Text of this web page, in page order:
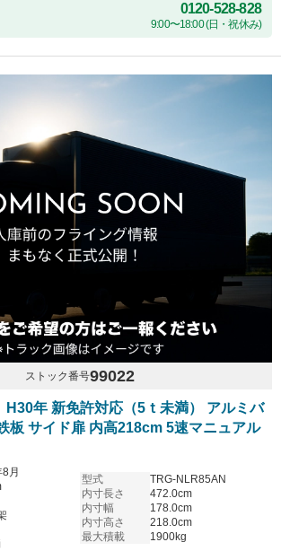
0120-528-828
9:00〜18:00 (日・祝休み)
ストック番号99022
H30年 新免許対応（5ｔ未満） アルミバ
板 サイド扉 内高218cm 5速マニュアル
月
型式
TRG-NLR85AN
内寸長さ
472.0cm
内寸幅
178.0cm
内寸高さ
218.0cm
最大積載
1900kg